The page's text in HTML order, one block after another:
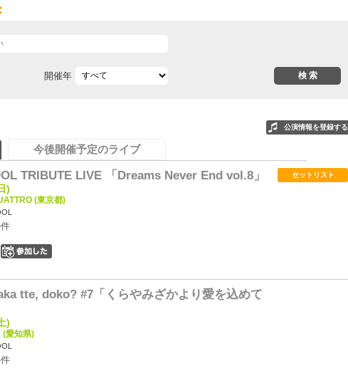
開催年
公演情報を登録する
今後開催予定のライブ
TRIBUTE LIVE 「Dreams Never End vol.8」
)
(東京都)
セットリスト
tte, doko? #7「くらやみざかより愛を込めて
)
(愛知県)